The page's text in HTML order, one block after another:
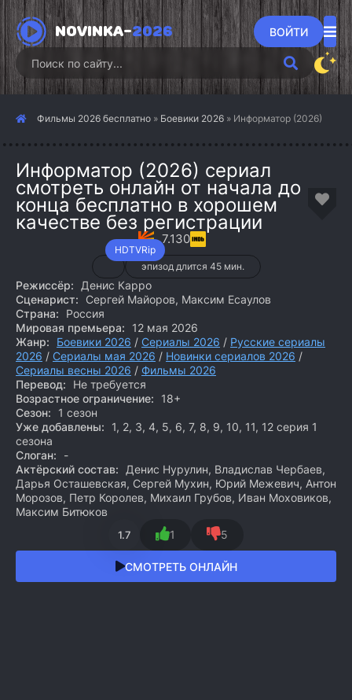
NOVINKA-2026 ВОЙТИ
Фильмы 2026 бесплатно » Боевики 2026 » Информатор (2026)
Информатор (2026) сериал
смотреть онлайн от начала до
конца бесплатно в хорошем
качестве без регистрации
HDTVRip
7.130
эпизод длится 45 мин.
Режиссёр:
Денис Карро
Сценарист:
Сергей Майоров, Максим Есаулов
Страна:
Россия
Мировая премьера:
12 мая 2026
Жанр:
Боевики 2026 / Сериалы 2026 / Русские сериалы
2026 / Сериалы мая 2026 / Новинки сериалов 2026 /
Сериалы весны 2026 / Фильмы 2026
Перевод:
Не требуется
Возрастное ограничение:
18+
Сезон:
1 сезон
Уже добавлены:
1, 2, 3, 4, 5, 6, 7, 8, 9, 10, 11, 12 серия 1
сезона
Слоган:
-
Актёрский состав:
Денис Нурулин, Владислав Чербаев,
Дарья Осташевская, Сергей Мухин, Юрий Межевич, Антон
Морозов, Петр Королев, Михаил Грубов, Иван Моховиков,
Максим Битюков
1.7 1 5
СМОТРЕТЬ ОНЛАЙН